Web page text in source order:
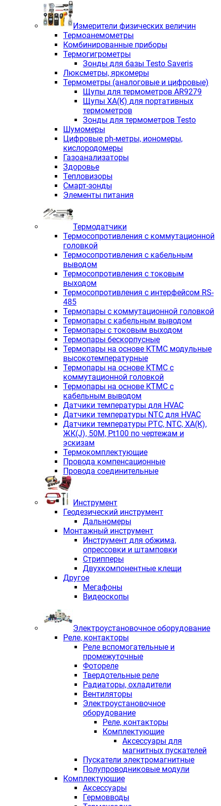
Измерители физических величин
Термоанемометры
Комбинированные приборы
Термогигрометры
Зонды для базы Testo Saveris
Люксметры, яркомеры
Термометры (аналоговые и цифровые)
Щупы для термометров AR9279
Щупы ХА(К) для портативных
термометров
Зонды для термометров Testo
Шумомеры
Цифровые ph-метры, иономеры,
кислородомеры
Газоанализаторы
Здоровье
Тепловизоры
Смарт-зонды
Элементы питания
Термодатчики
Термосопротивления с коммутационной
головкой
Термосопротивления с кабельным
выводом
Термосопротивления с токовым
выходом
Термосопротивления с интерфейсом RS-
485
Термопары с коммутационной головкой
Термопары с кабельным выводом
Термопары с токовым выходом
Термопары бескорпусные
Термопары на основе КТМС модульные
высокотемпературные
Термопары на основе КТМС с
коммутационной головкой
Термопары на основе КТМС с
кабельным выводом
Датчики температуры для HVAC
Датчики температуры NTC для HVAC
Датчики температуры PTС, NTC, ХА(К),
ЖК(J), 50М, Pt100 по чертежам и
эскизам
Термокомплектующие
Провода компенсационные
Провода соединительные
Инструмент
Геодезический инструмент
Дальномеры
Монтажный инструмент
Инструмент для обжима,
опрессовки и штамповки
Стрипперы
Двухкомпонентные клещи
Другое
Мегафоны
Видеоскопы
Электроустановочное оборудование
Реле, контакторы
Реле вспомогательные и
промежуточные
Фотореле
Твердотельные реле
Радиаторы, охладители
Вентиляторы
Электроустановочное
оборудование
Реле, контакторы
Комплектующие
Аксессуары для
магнитных пускателей
Пускатели электромагнитные
Полупроводниковые модули
Комплектующие
Аксессуары
Гермовводы